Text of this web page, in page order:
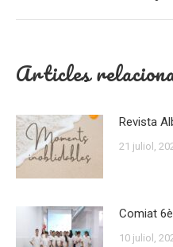
Articles
Revista
21 juliol,
Comiat
10 juliol,